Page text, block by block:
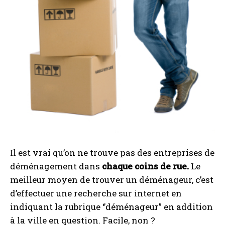
Il est vrai qu’on ne trouve pas des entreprises de
déménagement dans chaque coins de rue. Le
meilleur moyen de trouver un déménageur, c’est
d’effectuer une recherche sur internet en
indiquant la rubrique ‘’déménageur” en addition
à la ville en question. Facile, non ?